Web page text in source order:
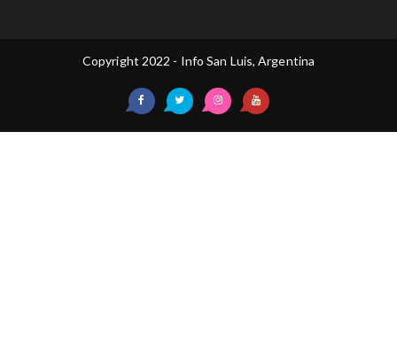
Copyright 2022 - Info San Luis, Argentina